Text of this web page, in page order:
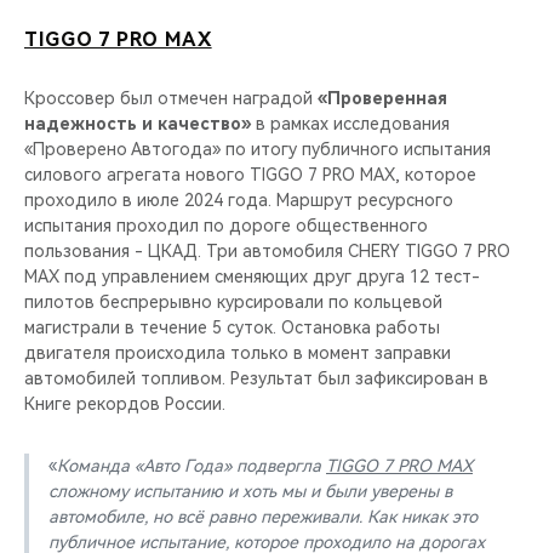
TIGGO 7 PRO MAX
Кроссовер был отмечен наградой «Проверенная
надежность и качество» в рамках исследования
«Проверено Автогода» по итогу публичного испытания
силового агрегата нового TIGGO 7 PRO MAX, которое
проходило в июле 2024 года. Маршрут ресурсного
испытания проходил по дороге общественного
пользования - ЦКАД. Три автомобиля CHERY TIGGO 7 PRO
MAX под управлением сменяющих друг друга 12 тест-
пилотов беспрерывно курсировали по кольцевой
магистрали в течение 5 суток. Остановка работы
двигателя происходила только в момент заправки
автомобилей топливом. Результат был зафиксирован в
Книге рекордов России.
«Команда «Авто Года» подвергла TIGGO 7 PRO MAX
сложному испытанию и хоть мы и были уверены в
автомобиле, но всё равно переживали. Как никак это
публичное испытание, которое проходило на дорогах